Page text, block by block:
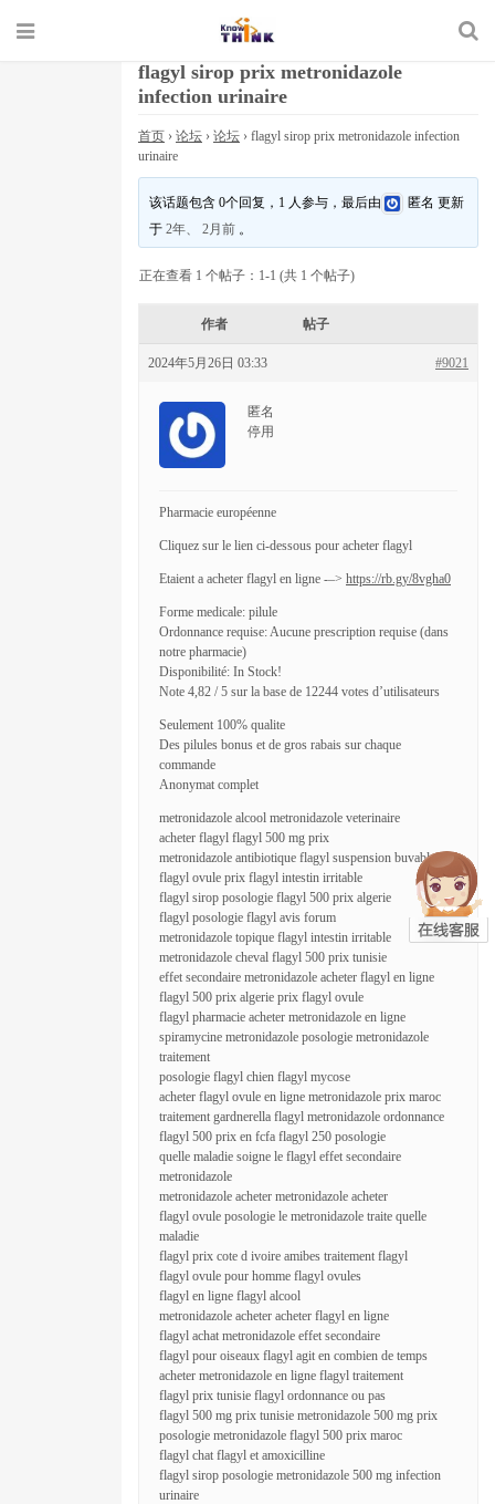
flagyl sirop prix metronidazole
infection urinaire
首页 › 论坛 › 论坛 › flagyl sirop prix metronidazole infection
urinaire
该话题包含 0个回复，1 人参与，最后由 匿名 更新
于2年、 2月前 。
正在查看 1 个帖子：1-1 (共 1 个帖子)
作者 帖子
2024年5月26日 03:33 #9021
匿名
停用
Pharmacie européenne
Cliquez sur le lien ci-dessous pour acheter flagyl
Etaient a acheter flagyl en ligne -–> https://rb.gy/8vgha0
Forme medicale: pilule
Ordonnance requise: Aucune prescription requise (dans
notre pharmacie)
Disponibilité: In Stock!
Note 4,82 / 5 sur la base de 12244 votes d’utilisateurs
Seulement 100% qualite
Des pilules bonus et de gros rabais sur chaque
commande
Anonymat complet
metronidazole alcool metronidazole veterinaire
acheter flagyl flagyl 500 mg prix
metronidazole antibiotique flagyl suspension buvable
flagyl ovule prix flagyl intestin irritable
flagyl sirop posologie flagyl 500 prix algerie
flagyl posologie flagyl avis forum
metronidazole topique flagyl intestin irritable
metronidazole cheval flagyl 500 prix tunisie
effet secondaire metronidazole acheter flagyl en ligne
flagyl 500 prix algerie prix flagyl ovule
flagyl pharmacie acheter metronidazole en ligne
spiramycine metronidazole posologie metronidazole
traitement
posologie flagyl chien flagyl mycose
acheter flagyl ovule en ligne metronidazole prix maroc
traitement gardnerella flagyl metronidazole ordonnance
flagyl 500 prix en fcfa flagyl 250 posologie
quelle maladie soigne le flagyl effet secondaire
metronidazole
metronidazole acheter metronidazole acheter
flagyl ovule posologie le metronidazole traite quelle
maladie
flagyl prix cote d ivoire amibes traitement flagyl
flagyl ovule pour homme flagyl ovules
flagyl en ligne flagyl alcool
metronidazole acheter acheter flagyl en ligne
flagyl achat metronidazole effet secondaire
flagyl pour oiseaux flagyl agit en combien de temps
acheter metronidazole en ligne flagyl traitement
flagyl prix tunisie flagyl ordonnance ou pas
flagyl 500 mg prix tunisie metronidazole 500 mg prix
posologie metronidazole flagyl 500 prix maroc
flagyl chat flagyl et amoxicilline
flagyl sirop posologie metronidazole 500 mg infection
urinaire